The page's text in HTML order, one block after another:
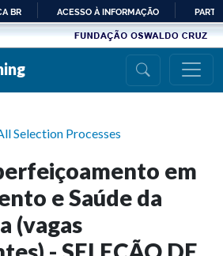
PARA
BR ACESSO À INFORMAÇÃO
Selection Processes
em
e Saúde da
(vagas